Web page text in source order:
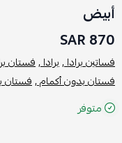
أبيض
870 SAR
فساتين برادا ,برادا ,فستان
فستان بدون أكمام ,فستان
متوفر